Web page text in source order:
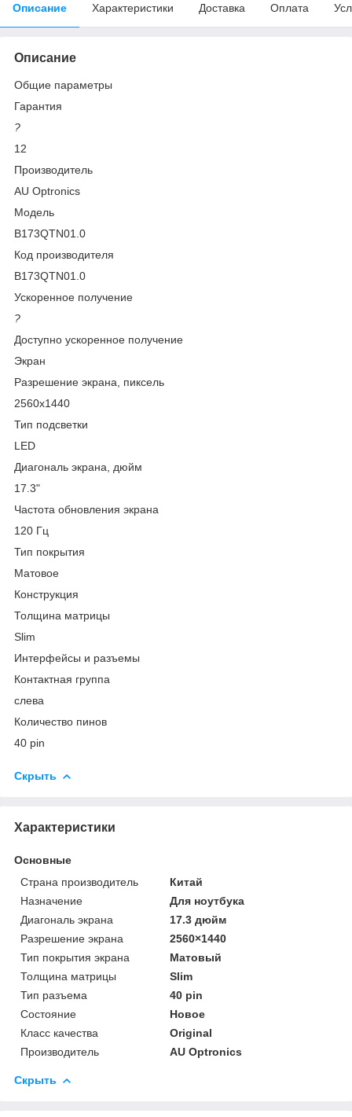
Описание Характеристики Доставка Оплата
Описание
Общие параметры
Гарантия
?
12
Производитель
AU Optronics
Модель
B173QTN01.0
Код производителя
B173QTN01.0
Ускоренное получение
?
Доступно ускоренное получение
Экран
Разрешение экрана, пиксель
2560x1440
Тип подсветки
LED
Диагональ экрана, дюйм
17.3"
Частота обновления экрана
120 Гц
Тип покрытия
Матовое
Конструкция
Толщина матрицы
Slim
Интерфейсы и разъемы
Контактная группа
слева
Количество пинов
40 pin
Скрыть
Характеристики
Основные
Страна производитель
Китай
Назначение
Для ноутбука
Диагональ экрана
17.3 дюйм
Разрешение экрана
2560×1440
Тип покрытия экрана
Матовый
Толщина матрицы
Slim
Тип разъема
40 pin
Состояние
Новое
Класс качества
Original
Производитель
AU Optronics
Скрыть